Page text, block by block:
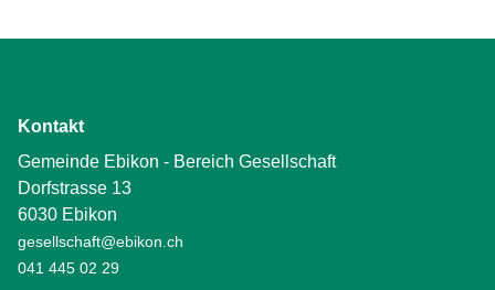
Kontakt
Gemeinde Ebikon - Bereich Gesellschaft
Dorfstrasse 13
6030 Ebikon
gesellschaft@ebikon.ch
041 445 02 29